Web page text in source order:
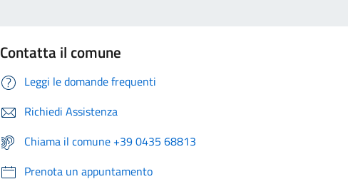
Contatta il comune
Leggi le domande frequenti
Richiedi Assistenza
Chiama il comune +39 0435 68813
Prenota un appuntamento